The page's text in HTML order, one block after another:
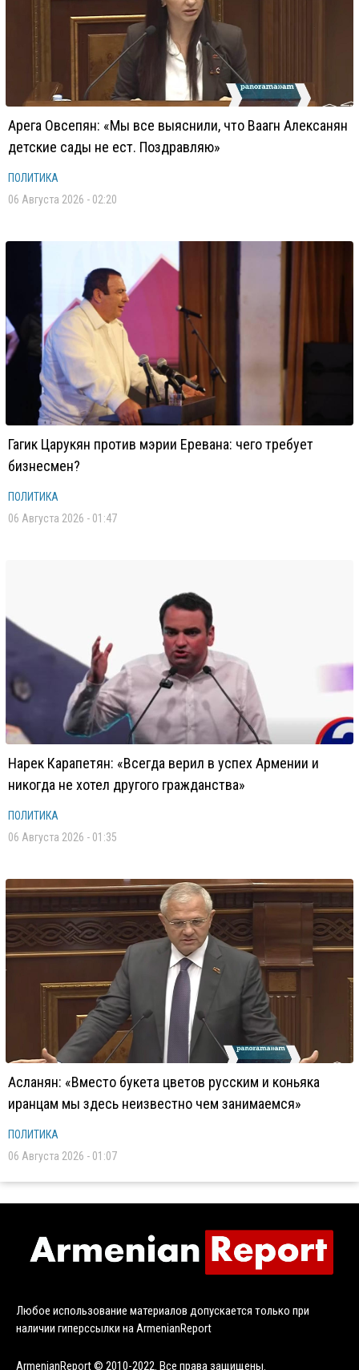
Арега Овсепян: «Мы все выяснили, что Ваагн Алексанян
детские сады не ест. Поздравляю»
ПОЛИТИКА
06 Августа 2026 - 02:20
Гагик Царукян против мэрии Еревана: чего требует
бизнесмен?
ПОЛИТИКА
06 Августа 2026 - 01:47
Нарек Карапетян: «Всегда верил в успех Армении и
никогда не хотел другого гражданства»
ПОЛИТИКА
06 Августа 2026 - 01:35
Асланян: «Вместо букета цветов русским и коньяка
иранцам мы здесь неизвестно чем занимаемся»
ПОЛИТИКА
06 Августа 2026 - 01:07
Любое использование материалов допускается только при
наличии гиперссылки на ArmenianReport
ArmenianReport © 2010-2022. Все права защищены.